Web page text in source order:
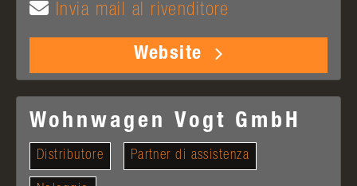
Invia mail al rivenditore
Website
Wohnwagen Vogt GmbH
Distributore Partner di assistenza